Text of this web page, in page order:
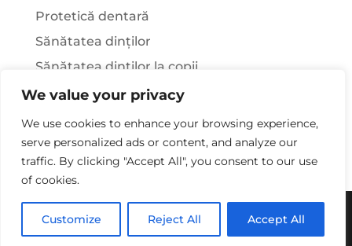
We value your privacy
We use cookies to enhance your browsing experience,
serve personalized ads or content, and analyze our
traffic. By clicking "Accept All", you consent to our use
of cookies.
Customize Reject All Accept All
Protetică dentară
Sănătatea dinților
Sănătatea dinților la copii
Știați că…?
Tratamentul stomatologic la pacienții cu
afecțiuni sistemice
Copywriting© 2025 - Clinica Stomatologica Dr.